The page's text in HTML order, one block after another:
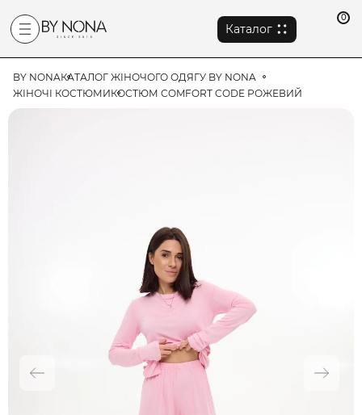
Каталог
0
BY NONAКАТАЛОГ ЖІНОЧОГО ОДЯГУ BY NONA
ЖІНОЧІ КОСТЮМИКОСТЮМ COMFORT CODE РОЖЕВИЙ